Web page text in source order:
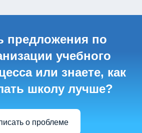
предложения по
учебного
или знаете, как
школу лучше?
о проблеме